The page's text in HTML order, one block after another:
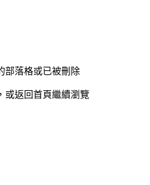
部落格或已被刪除
或返回首頁繼續瀏覽